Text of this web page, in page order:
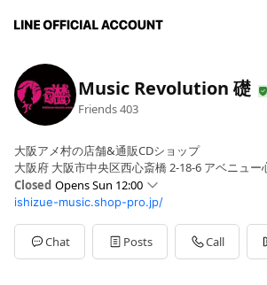
Music Revolution 礎
Friends403
大阪アメ村の店舗&通販CDショップ
大阪府 大阪市中央区西心斎橋 2-18-6 アベニュー
Closed Opens Sun 12:00
Sun12:00 - 20:00
Mon12:00 - 20:00
Tue12:00 - 20:00
Wed12:00 - 20:00
ishizue-music.shop-pro.jp/
Chat Posts Call